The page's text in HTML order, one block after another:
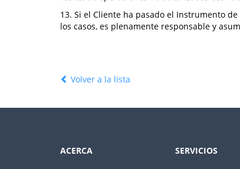
13. Si el Cliente ha pasado el Instrumento
los casos, es plenamente responsable y
Volver a la lista
ACERCA SERVICIOS